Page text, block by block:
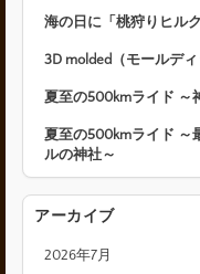
海の日に「桃狩りヒル
3D molded（モールデ
夏至の500kmライド
夏至の500kmライド ～
ルの神社～
アーカイブ
2026年7月